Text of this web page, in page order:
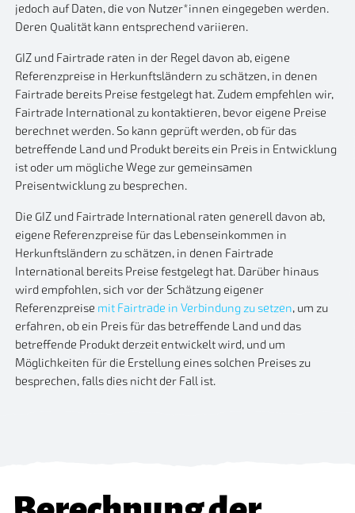
jedoch auf Daten, die von Nutzer*innen eingegeben werden.
Deren Qualität kann entsprechend variieren.
GIZ und Fairtrade raten in der Regel davon ab, eigene
Referenzpreise in Herkunftsländern zu schätzen, in denen
Fairtrade bereits Preise festgelegt hat. Zudem empfehlen wir,
Fairtrade International zu kontaktieren, bevor eigene Preise
berechnet werden. So kann geprüft werden, ob für das
betreffende Land und Produkt bereits ein Preis in Entwicklung
ist oder um mögliche Wege zur gemeinsamen
Preisentwicklung zu besprechen.
Die GIZ und Fairtrade International raten generell davon ab,
eigene Referenzpreise für das Lebenseinkommen in
Herkunftsländern zu schätzen, in denen Fairtrade
International bereits Preise festgelegt hat. Darüber hinaus
wird empfohlen, sich vor der Schätzung eigener
Referenzpreise mit Fairtrade in Verbindung zu setzen, um zu
erfahren, ob ein Preis für das betreffende Land und das
betreffende Produkt derzeit entwickelt wird, und um
Möglichkeiten für die Erstellung eines solchen Preises zu
besprechen, falls dies nicht der Fall ist.